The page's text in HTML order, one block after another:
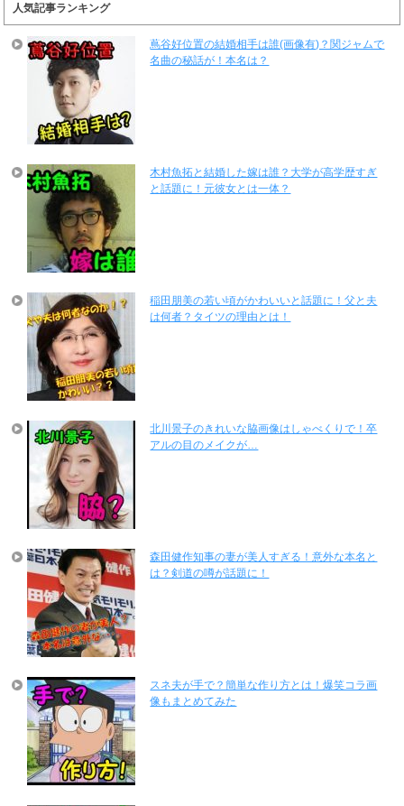
人気記事ランキング
蔦谷好位置の結婚相手は誰(画像有)？関ジャムで
名曲の秘話が！本名は？
木村魚拓と結婚した嫁は誰？大学が高学歴すぎ
と話題に！元彼女とは一体？
稲田朋美の若い頃がかわいいと話題に！父と夫
は何者？タイツの理由とは！
北川景子のきれいな脇画像はしゃべくりで！卒
アルの目のメイクが…
森田健作知事の妻が美人すぎる！意外な本名と
は？剣道の噂が話題に！
スネ夫が手で？簡単な作り方とは！爆笑コラ画
像もまとめてみた